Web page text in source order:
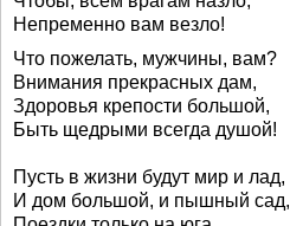
Непременно вам везло!
Что пожелать, мужчины, вам?
Внимания прекрасных дам,
Здоровья крепости большой,
Быть щедрыми всегда душой!
Пусть в жизни будут мир и лад,
И дом большой, и пышный сад,